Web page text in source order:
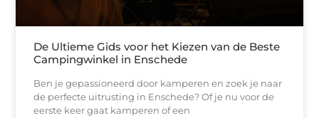
De Ultieme Gids voor het Kiezen van de Beste
Campingwinkel in Enschede
Ben je gepassioneerd door kamperen en zoek je naar
de perfecte uitrusting in Enschede? Of je nu voor de
eerste keer gaat kamperen of een